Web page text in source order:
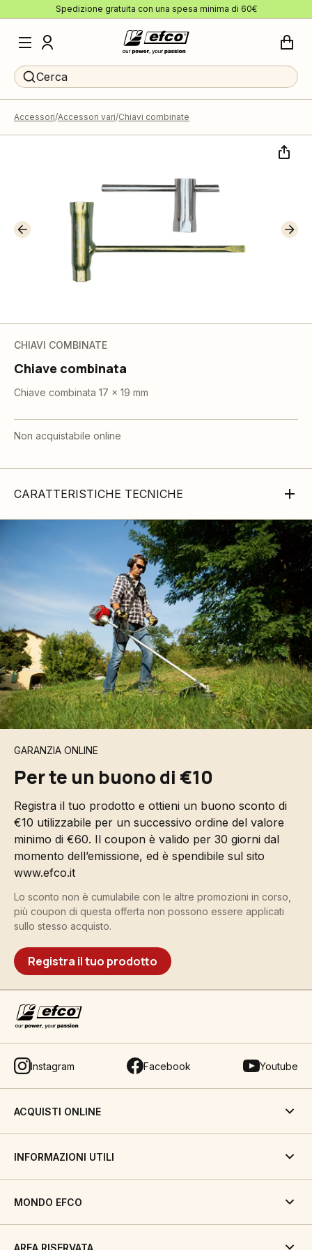
Spedizione gratuita con una spesa minima di 60€
Cerca
Accessori Accessori vari Chiavi combinate
CHIAVI COMBINATE
Chiave combinata
Chiave combinata 17 x 19 mm
Non acquistabile online
CARATTERISTICHE TECNICHE
GARANZIA ONLINE
Per te un buono di €10
Registra il tuo prodotto e ottieni un buono sconto di
€10 utilizzabile per un successivo ordine del valore
minimo di €60. Il coupon è valido per 30 giorni dal
momento dell’emissione, ed è spendibile sul sito
www.efco.it
Lo sconto non è cumulabile con le altre promozioni in corso,
più coupon di questa offerta non possono essere applicati
sullo stesso acquisto.
Registra il tuo prodotto
Instagram Facebook Youtube
ACQUISTI ONLINE
INFORMAZIONI UTILI
MONDO EFCO
AREA RISERVATA